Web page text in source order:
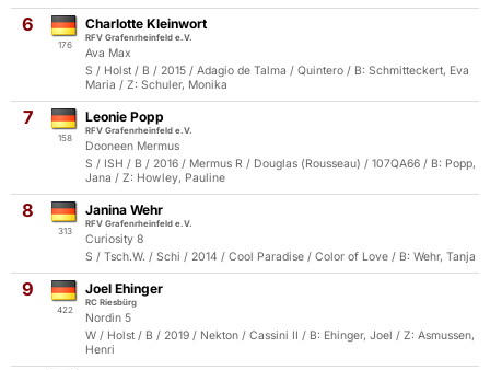
6
176
Charlotte Kleinwort
RFV Grafenrheinfeld e.V.
Ava Max
S / Holst / B / 2015 / Adagio de Talma / Quintero / B: Schmitteckert, Eva
Maria / Z: Schuler, Monika
7
158
Leonie Popp
RFV Grafenrheinfeld e.V.
Dooneen Mermus
S / ISH / B / 2016 / Mermus R / Douglas (Rousseau) / 107QA66 / B: Popp,
Jana / Z: Howley, Pauline
8
313
Janina Wehr
RFV Grafenrheinfeld e.V.
Curiosity 8
S / Tsch.W. / Schi / 2014 / Cool Paradise / Color of Love / B: Wehr, Tanja
9
422
Joel Ehinger
RC Riesbürg
Nordin 5
W / Holst / B / 2019 / Nekton / Cassini II / B: Ehinger, Joel / Z: Asmussen,
Henri